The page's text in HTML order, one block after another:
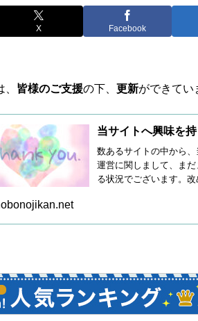
X Facebook
皆様のご支援の下、 更新ができてい
当サイトへ興味を
数あるサイトの中から
運営に関しまして、ま
る状況でございます。